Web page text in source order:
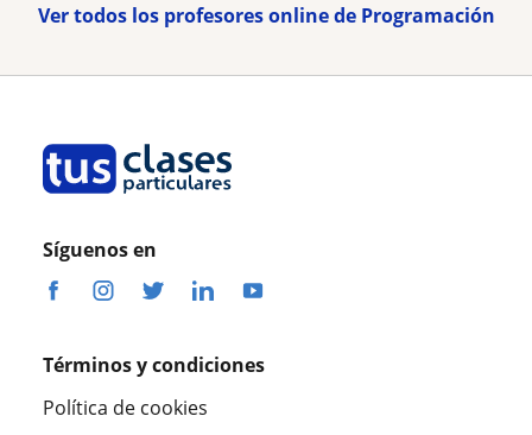
Ver todos los profesores online de Programación
Síguenos en
Términos y condiciones
Política de cookies